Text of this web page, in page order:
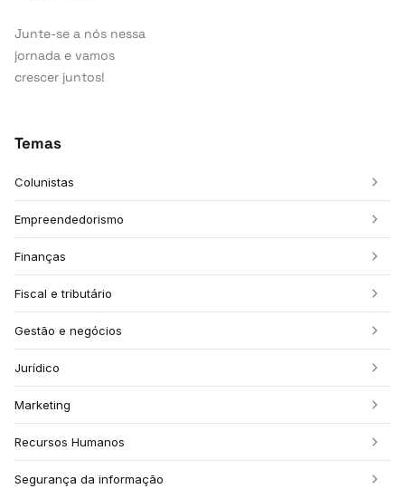
Junte-se a nós nessa
jornada e vamos
crescer juntos!
Temas
Colunistas
Empreendedorismo
Finanças
Fiscal e tributário
Gestão e negócios
Jurídico
Marketing
Recursos Humanos
Segurança da informação